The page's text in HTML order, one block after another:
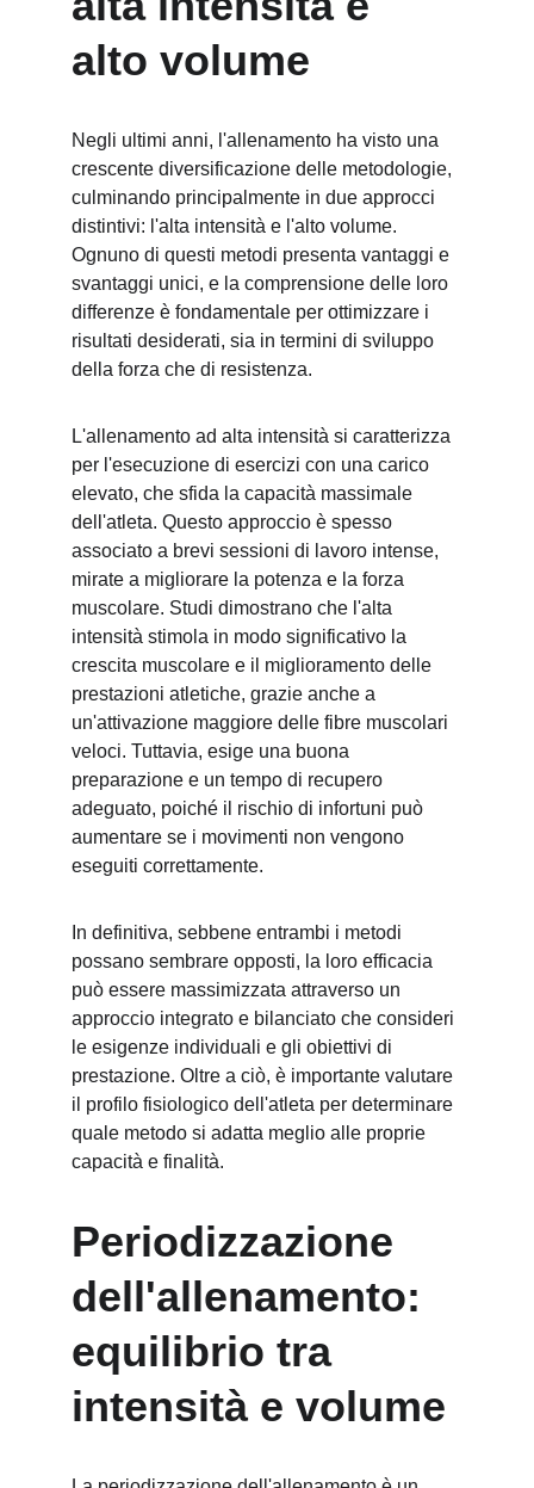
alto volume
Negli ultimi anni, l'allenamento ha visto una
crescente diversificazione delle metodologie,
culminando principalmente in due approcci
distintivi: l'alta intensità e l'alto volume.
Ognuno di questi metodi presenta vantaggi e
svantaggi unici, e la comprensione delle loro
differenze è fondamentale per ottimizzare i
risultati desiderati, sia in termini di sviluppo
della forza che di resistenza.
L'allenamento ad alta intensità si caratterizza
per l'esecuzione di esercizi con una carico
elevato, che sfida la capacità massimale
dell'atleta. Questo approccio è spesso
associato a brevi sessioni di lavoro intense,
mirate a migliorare la potenza e la forza
muscolare. Studi dimostrano che l'alta
intensità stimola in modo significativo la
crescita muscolare e il miglioramento delle
prestazioni atletiche, grazie anche a
un'attivazione maggiore delle fibre muscolari
veloci. Tuttavia, esige una buona
preparazione e un tempo di recupero
adeguato, poiché il rischio di infortuni può
aumentare se i movimenti non vengono
eseguiti correttamente.
In definitiva, sebbene entrambi i metodi
possano sembrare opposti, la loro efficacia
può essere massimizzata attraverso un
approccio integrato e bilanciato che consideri
le esigenze individuali e gli obiettivi di
prestazione. Oltre a ciò, è importante valutare
il profilo fisiologico dell'atleta per determinare
quale metodo si adatta meglio alle proprie
capacità e finalità.
Periodizzazione
dell'allenamento:
equilibrio tra
intensità e volume